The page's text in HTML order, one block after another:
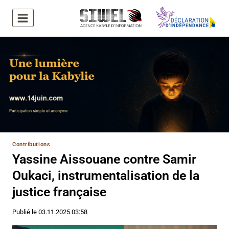
contenu
Contributions
Yassine Aissouane contre Samir
Oukaci, instrumentalisation de la
justice française
Publié le 03.11.2025 03:58